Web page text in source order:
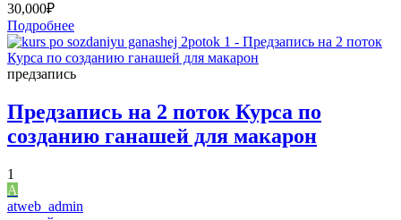
30,000₽
Подробнее
предзапись
Предзапись на 2 поток Курса по
созданию ганашей для макарон
1
A
atweb_admin